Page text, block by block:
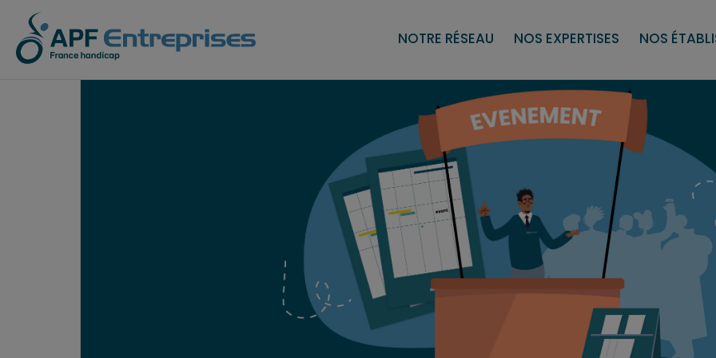
NOTRE RÉSEAU NOS EXPERTISES NOS
Les établissements et services